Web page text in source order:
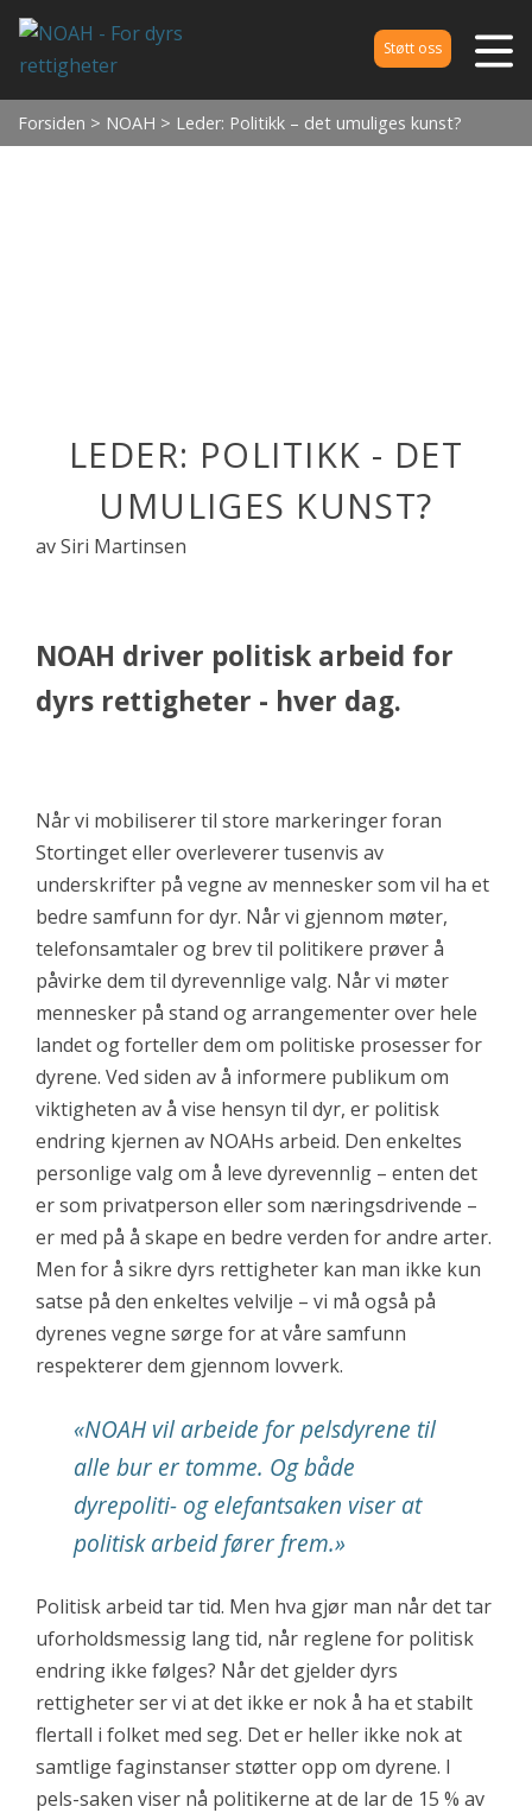
Støtt oss
Forsiden > NOAH > Leder: Politikk – det umuliges kunst?
LEDER: POLITIKK - DET
UMULIGES KUNST?
av Siri Martinsen
NOAH driver politisk arbeid for
dyrs rettigheter - hver dag.
Når vi mobiliserer til store markeringer foran
Stortinget eller overleverer tusenvis av
underskrifter på vegne av mennesker som vil ha et
bedre samfunn for dyr. Når vi gjennom møter,
telefonsamtaler og brev til politikere prøver å
påvirke dem til dyrevennlige valg. Når vi møter
mennesker på stand og arrangementer over hele
landet og forteller dem om politiske prosesser for
dyrene. Ved siden av å informere publikum om
viktigheten av å vise hensyn til dyr, er politisk
endring kjernen av NOAHs arbeid. Den enkeltes
personlige valg om å leve dyrevennlig – enten det
er som privatperson eller som næringsdrivende –
er med på å skape en bedre verden for andre arter.
Men for å sikre dyrs rettigheter kan man ikke kun
satse på den enkeltes velvilje – vi må også på
dyrenes vegne sørge for at våre samfunn
respekterer dem gjennom lovverk.
«NOAH vil arbeide for pelsdyrene til
alle bur er tomme. Og både
dyrepoliti- og elefantsaken viser at
politisk arbeid fører frem.»
Politisk arbeid tar tid. Men hva gjør man når det tar
uforholdsmessig lang tid, når reglene for politisk
endring ikke følges? Når det gjelder dyrs
rettigheter ser vi at det ikke er nok å ha et stabilt
flertall i folket med seg. Det er heller ikke nok at
samtlige faginstanser støtter opp om dyrene. I
pels-saken viser nå politikerne at de lar de 15 % av